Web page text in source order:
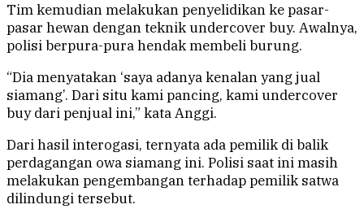
Tim kemudian melakukan penyelidikan ke pasar-
pasar hewan dengan teknik undercover buy. Awalnya,
polisi berpura-pura hendak membeli burung.
“Dia menyatakan ‘saya adanya kenalan yang jual
siamang’. Dari situ kami pancing, kami undercover
buy dari penjual ini,” kata Anggi.
Dari hasil interogasi, ternyata ada pemilik di balik
perdagangan owa siamang ini. Polisi saat ini masih
melakukan pengembangan terhadap pemilik satwa
dilindungi tersebut.